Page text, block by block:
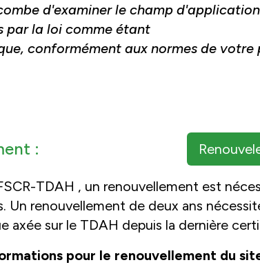
d'examiner le champ
par la loi comme étant
conformément aux normes de votre
:
TDAH , un renouvellement est
Un renouvellement de deux ans
axée sur le TDAH depuis la dernière
pour le renouvellement du